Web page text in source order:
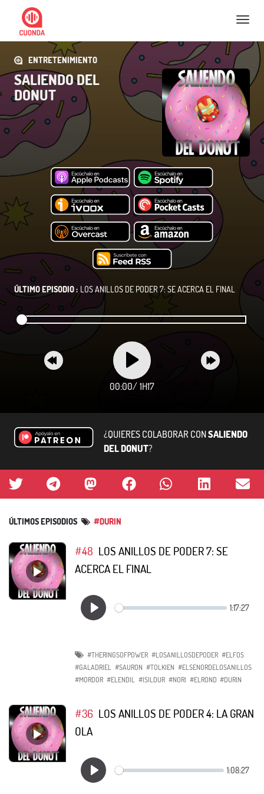
Nav
ENTRETENIMIENTO
SALIENDO DEL
DONUT
ÚLTIMO EPISODIO : LOS ANILLOS DE PODER 7: SE ACERCA EL FINAL
00:00/ 1H17
¿QUIERES COLABORAR CONSALIENDO
DEL DONUT?
ÚLTIMOS EPISODIOS #DURIN
#48 LOS ANILLOS DE PODER 7: SE
ACERCA EL FINAL
#THERINGSOFPOWER #LOSANILLOSDEPODER #ELFOS
#GALADRIEL
#SAURON #TOLKIEN #ELSENORDELOSANILLOS
#MORDOR #ELENDIL #ISILDUR #NORI #ELROND #DURIN
#36 LOS ANILLOS DE PODER 4: LA GRAN
OLA